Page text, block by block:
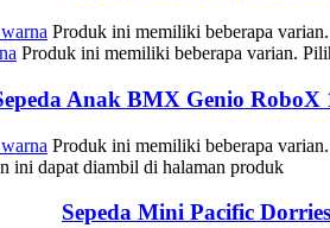
Produk ini memiliki beberapa
Produk ini memiliki beberapa varian.
Anak BMX Genio RoboX
Produk ini memiliki beberapa
ini dapat diambil di halaman produk
Sepeda Mini Pacific